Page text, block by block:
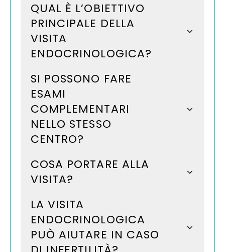
QUAL È L’OBIETTIVO
PRINCIPALE DELLA
VISITA
ENDOCRINOLOGICA?
SI POSSONO FARE
ESAMI
COMPLEMENTARI
NELLO STESSO
CENTRO?
COSA PORTARE ALLA
VISITA?
LA VISITA
ENDOCRINOLOGICA
PUÒ AIUTARE IN CASO